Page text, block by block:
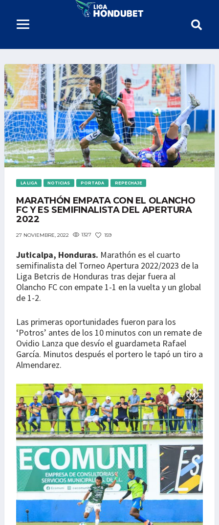
LA LIGA NOTICIAS PORTADA REPECHAJE
MARATHÓN EMPATA CON EL OLANCHO
FC Y ES SEMIFINALISTA DEL APERTURA
2022
27 NOVIEMBRE, 2022 1327 159
Juticalpa, Honduras. Marathón es el cuarto
semifinalista del Torneo Apertura 2022/2023 de la
Liga Betcris de Honduras tras dejar fuera al
Olancho FC con empate 1-1 en la vuelta y un global
de 1-2.
Las primeras oportunidades fueron para los
‘Potros’ antes de los 10 minutos con un remate de
Ovidio Lanza que desvío el guardameta Rafael
García. Minutos después el portero le tapó un tiro a
Almendarez.